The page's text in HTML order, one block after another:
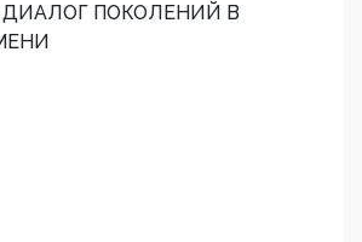
ПОКОЛЕНИЙ В